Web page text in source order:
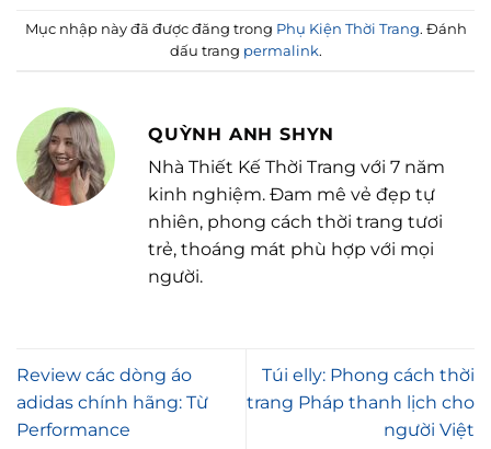
Mục nhập này đã được đăng trong Phụ Kiện Thời Trang. Đánh
dấu trang permalink.
QUỲNH ANH SHYN
Nhà Thiết Kế Thời Trang với 7 năm
kinh nghiệm. Đam mê vẻ đẹp tự
nhiên, phong cách thời trang tươi
trẻ, thoáng mát phù hợp với mọi
người.
Review các dòng áo
adidas chính hãng: Từ
Performance
Túi elly: Phong cách thời
trang Pháp thanh lịch cho
người Việt